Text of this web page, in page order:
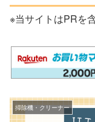
※当サイトはPRを
掃除機・クリーナー